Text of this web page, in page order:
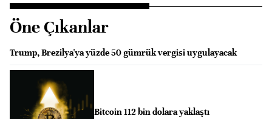
Öne Çıkanlar
Trump, Brezilya'ya yüzde 50 gümrük vergisi uygulayacak
Bitcoin 112 bin dolara yaklaştı